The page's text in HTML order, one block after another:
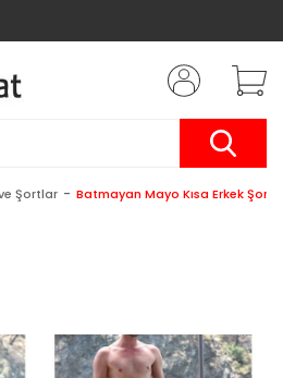
Şortlar Batmayan Mayo Kısa Erkek